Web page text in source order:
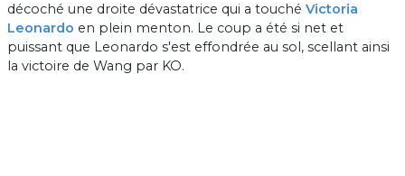
décoché une droite dévastatrice qui a touché Victoria
Leonardo en plein menton. Le coup a été si net et
puissant que Leonardo s'est effondrée au sol, scellant ainsi
la victoire de Wang par KO.